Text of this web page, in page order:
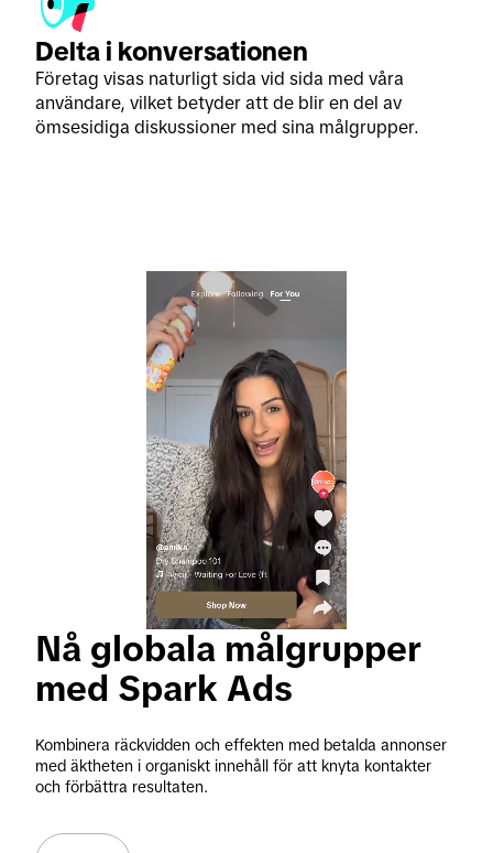
Delta i konversationen
Företag visas naturligt sida vid sida med våra
användare, vilket betyder att de blir en del av
ömsesidiga diskussioner med sina målgrupper.
Nå globala målgrupper
med Spark Ads
Kombinera räckvidden och effekten med betalda annonser
med äktheten i organiskt innehåll för att knyta kontakter
och förbättra resultaten.